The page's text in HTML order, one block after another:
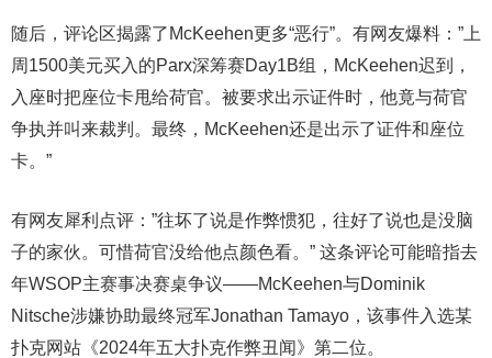
随后，评论区揭露了McKeehen更多“恶行”。有网友爆料：”上
周1500美元买入的Parx深筹赛Day1B组，McKeehen迟到，
入座时把座位卡甩给荷官。被要求出示证件时，他竟与荷官
争执并叫来裁判。最终，McKeehen还是出示了证件和座位
卡。”
有网友犀利点评：”往坏了说是作弊惯犯，往好了说也是没脑
子的家伙。可惜荷官没给他点颜色看。” 这条评论可能暗指去
年WSOP主赛事决赛桌争议——McKeehen与Dominik
Nitsche涉嫌协助最终冠军Jonathan Tamayo，该事件入选某
扑克网站《2024年五大扑克作弊丑闻》第二位。